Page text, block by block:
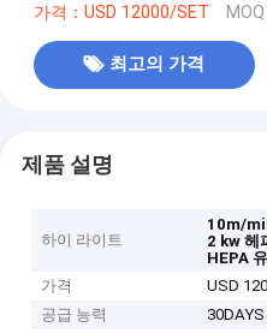
가격：USD 12000/SET
최고의 가격
제품 설명
하이 라이트
10m/
2 kw 헤
HEPA
가격
USD
공급 능력